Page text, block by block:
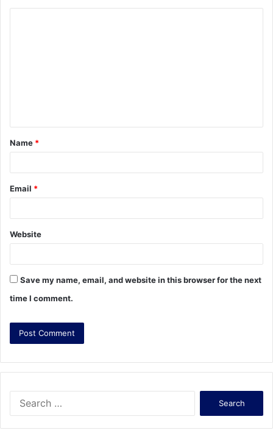
t
*
Name *
Email *
Website
Save my name, email, and website in this browser for the next
time I comment.